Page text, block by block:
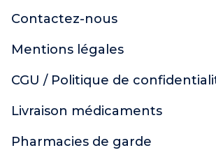
Contactez-nous
Mentions légales
CGU / Politique de
Livraison médicaments
Pharmacies de garde